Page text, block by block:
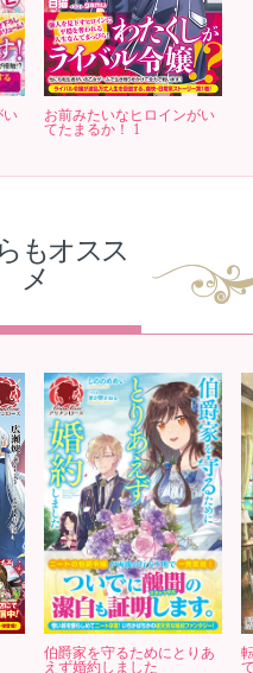
い
お前みたいなヒロインがい
てたまるか！ 1
もオスス
メ
伯爵家を守るためにとりあ
えず婚約しました